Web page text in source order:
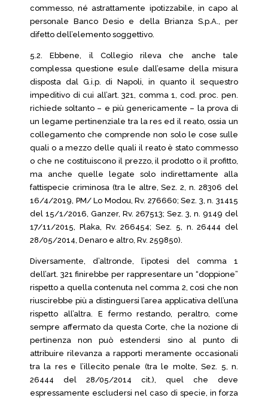
commesso, né astrattamente ipotizzabile, in capo al
personale Banco Desio e della Brianza S.p.A., per
difetto dell’elemento soggettivo.
5.2. Ebbene, il Collegio rileva che anche tale
complessa questione esule dall’esame della misura
disposta dal G.i.p. di Napoli, in quanto il sequestro
impeditivo di cui all’art. 321, comma 1, cod. proc. pen.
richiede soltanto – e più genericamente – la prova di
un legame pertinenziale tra la res ed il reato, ossia un
collegamento che comprende non solo le cose sulle
quali o a mezzo delle quali il reato è stato commesso
o che ne costituiscono il prezzo, il prodotto o il profitto,
ma anche quelle legate solo indirettamente alla
fattispecie criminosa (tra le altre, Sez. 2, n. 28306 del
16/4/2019, PM/ Lo Modou, Rv. 276660; Sez. 3, n. 31415
del 15/1/2016, Ganzer, Rv. 267513; Sez. 3, n. 9149 del
17/11/2015, Plaka, Rv. 266454; Sez. 5, n. 26444 del
28/05/2014, Denaro e altro, Rv. 259850).
Diversamente, d’altronde, l’ipotesi del comma 1
dell’art. 321 finirebbe per rappresentare un “doppione”
rispetto a quella contenuta nel comma 2, così che non
riuscirebbe più a distinguersi l’area applicativa dell’una
rispetto all’altra. E fermo restando, peraltro, come
sempre affermato da questa Corte, che la nozione di
pertinenza non può estendersi sino al punto di
attribuire rilevanza a rapporti meramente occasionali
tra la res e l’illecito penale (tra le molte, Sez. 5, n.
26444 del 28/05/2014 cit.), quel che deve
espressamente escludersi nel caso di specie, in forza